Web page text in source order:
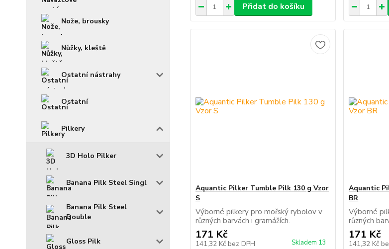
Nože, brousky
Nůžky, kleště
Ostatní nástrahy
Ostatní
Pilkery
3D Holo Pilker
Banana Pilk Steel Singl
Banana Pilk Steel
Double
Gloss Pilk
Přidat do košíku
Aquantic Pilker Tumble Pilk 130 g Vzor
S
Výborné pilkery pro mořský rybolov v
různých barvách i gramážích.
171 Kč
141,32 Kč bez DPH Skladem 13
Aquantic
BR
Výborné
různých
171 Kč
141,32 Kč